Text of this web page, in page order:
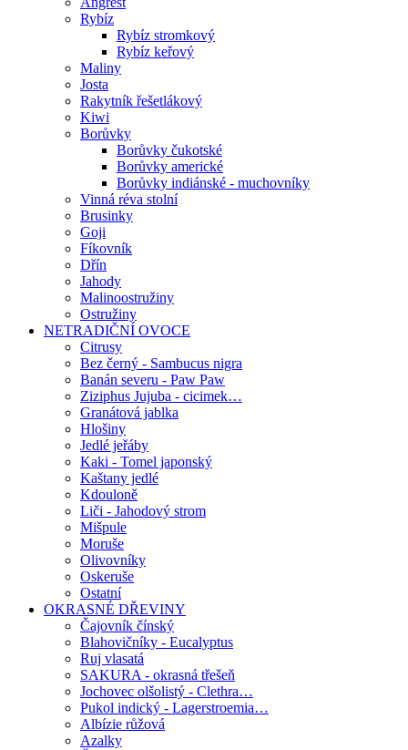
Rybíz
Rybíz stromkový
Rybíz keřový
Maliny
Josta
Rakytník řešetlákový
Kiwi
Borůvky
Borůvky čukotské
Borůvky americké
Borůvky indiánské - muchovníky
Vinná réva stolní
Brusinky
Goji
Fíkovník
Dřín
Jahody
Malinoostružiny
Ostružiny
NETRADIČNÍ OVOCE
Citrusy
Bez černý - Sambucus nigra
Banán severu - Paw Paw
Ziziphus Jujuba - cicimek…
Granátová jablka
Hlošiny
Jedlé jeřáby
Kaki - Tomel japonský
Kaštany jedlé
Kdouloně
Liči - Jahodový strom
Mišpule
Moruše
Olivovníky
Oskeruše
Ostatní
OKRASNÉ DŘEVINY
Čajovník čínský
Blahovičníky - Eucalyptus
Ruj vlasatá
SAKURA - okrasná třešeň
Jochovec olšolistý - Clethra…
Pukol indický - Lagerstroemia…
Albízie růžová
Azalky